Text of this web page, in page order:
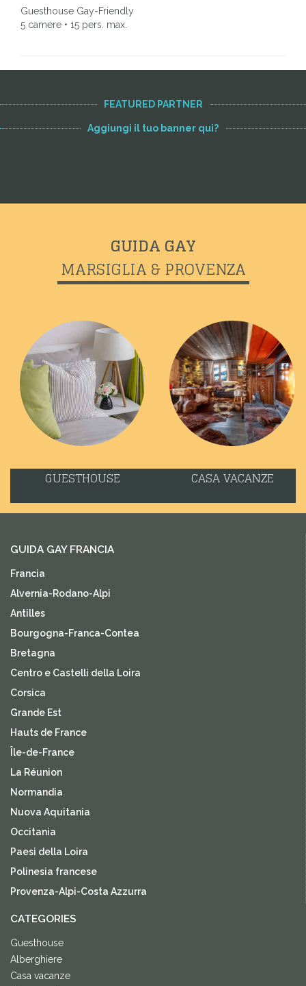
Guesthouse Gay-Friendly
5 camere • 15 pers. max.
FEATURED PARTNER
Aggiungi il tuo banner qui?
GUIDA GAY
MARSIGLIA & PROVENZA
GUESTHOUSE CASA VACANZE
GUIDA GAY FRANCIA
Francia
Alvernia-Rodano-Alpi
Antilles
Bourgogna-Franca-Contea
Bretagna
Centro e Castelli della Loira
Corsica
Grande Est
Hauts de France
Île-de-France
La Réunion
Normandia
Nuova Aquitania
Occitania
Paesi della Loira
Polinesia francese
Provenza-Alpi-Costa Azzurra
CATEGORIES
Guesthouse
Alberghiere
Casa vacanze